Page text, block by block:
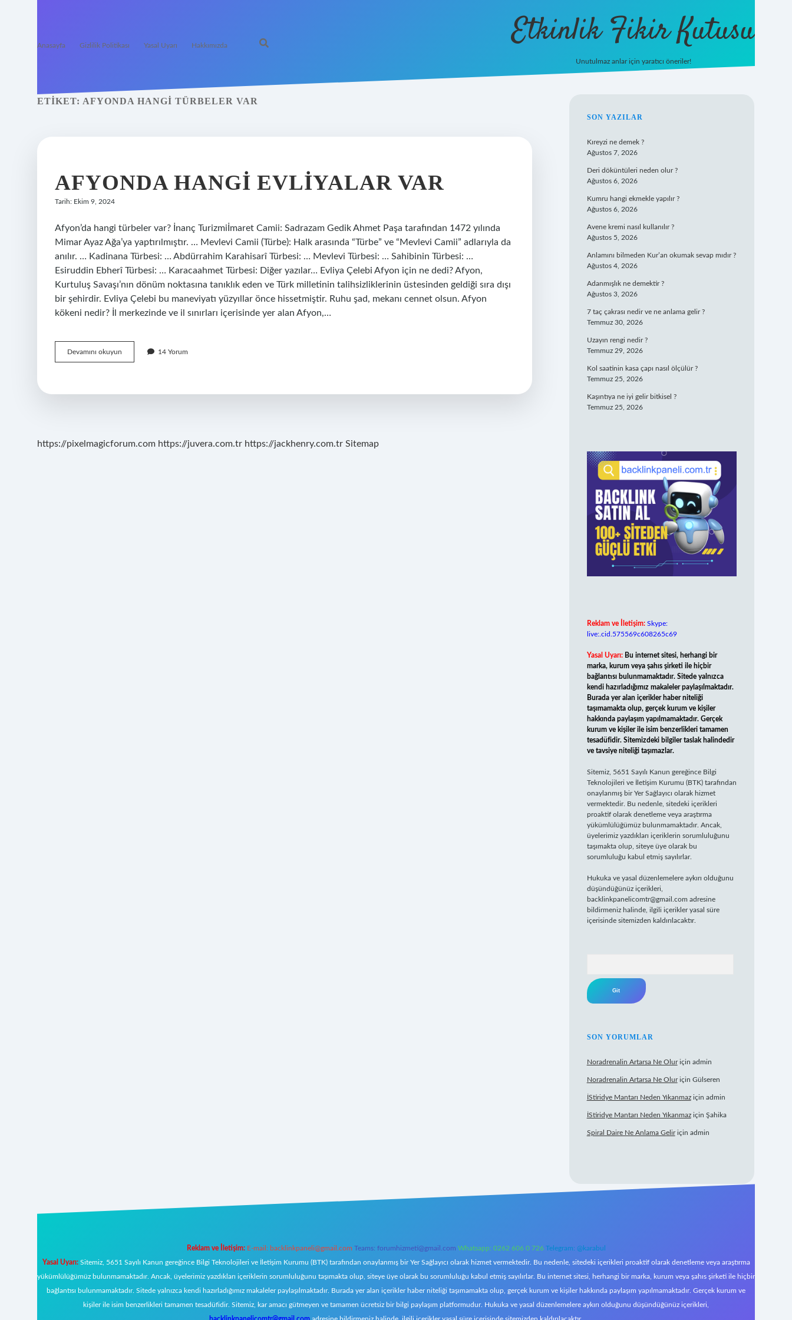
Anasayfa Gizlilik Politikası Yasal Uyarı Hakkımızda Etkinlik Fikir Kutusu
Unutulmaz anlar için yaratıcı öneriler!
ETIKET: AFYONDA HANGI TÜRBELER VAR
AFYONDA HANGI EVLIYALAR VAR
Tarih: Ekim 9, 2024
Afyon’da hangi türbeler var? İnanç Turizmiİmaret Camii: Sadrazam Gedik Ahmet Paşa tarafından 1472 yılında
Mimar Ayaz Ağa’ya yaptırılmıştır. … Mevlevi Camii (Türbe): Halk arasında “Türbe” ve “Mevlevi Camii” adlarıyla da
anılır. … Kadinana Türbesi: … Abdürrahim Karahisarî Türbesi: … Mevlevi Türbesi: … Sahibinin Türbesi: …
Esiruddin Ebherî Türbesi: … Karacaahmet Türbesi: Diğer yazılar… Evliya Çelebi Afyon için ne dedi? Afyon,
Kurtuluş Savaşı’nın dönüm noktasına tanıklık eden ve Türk milletinin talihsizliklerinin üstesinden geldiği sıra dışı
bir şehirdir. Evliya Çelebi bu maneviyatı yüzyıllar önce hissetmiştir. Ruhu şad, mekanı cennet olsun. Afyon
kökeni nedir? İl merkezinde ve il sınırları içerisinde yer alan Afyon,…
Devamını okuyun Afyonda
Hangi
14 Yorum
https://pixelmagicforum.com https://juvera.com.tr https://jackhenry.com.tr Sitemap
SIDEBAR
SON YAZILAR
Kıreyzi ne demek ?
Ağustos 7, 2026
Deri döküntüleri neden olur ?
Ağustos 6, 2026
Kumru hangi ekmekle yapılır ?
Ağustos 6, 2026
Avene kremi nasıl kullanılır ?
Ağustos 5, 2026
Anlamını bilmeden Kur’an okumak sevap mıdır ?
Ağustos 4, 2026
Adanmışlık ne demektir ?
Ağustos 3, 2026
7 taç çakrası nedir ve ne anlama gelir ?
Temmuz 30, 2026
Uzayın rengi nedir ?
Temmuz 29, 2026
Kol saatinin kasa çapı nasıl ölçülür ?
Temmuz 25, 2026
Kaşıntıya ne iyi gelir bitkisel ?
Temmuz 25, 2026
Reklam ve İletişim: Skype:
live:.cid.575569c608265c69
Yasal Uyarı: Bu internet sitesi, herhangi bir
marka, kurum veya şahıs şirketi ile hiçbir
bağlantısı bulunmamaktadır. Sitede yalnızca
kendi hazırladığımız makaleler paylaşılmaktadır.
Burada yer alan içerikler haber niteliği
taşımamakta olup, gerçek kurum ve kişiler
hakkında paylaşım yapılmamaktadır. Gerçek
kurum ve kişiler ile isim benzerlikleri tamamen
tesadüfidir. Sitemizdeki bilgiler taslak halindedir
ve tavsiye niteliği taşımazlar.
Sitemiz, 5651 Sayılı Kanun gereğince Bilgi
Teknolojileri ve İletişim Kurumu (BTK) tarafından
onaylanmış bir Yer Sağlayıcı olarak hizmet
vermektedir. Bu nedenle, sitedeki içerikleri
proaktif olarak denetleme veya araştırma
yükümlülüğümüz bulunmamaktadır. Ancak,
üyelerimiz yazdıkları içeriklerin sorumluluğunu
taşımakta olup, siteye üye olarak bu
sorumluluğu kabul etmiş sayılırlar.
Hukuka ve yasal düzenlemelere aykırı olduğunu
düşündüğünüz içerikleri,
backlinkpanelicomtr@gmail.com adresine
bildirmeniz halinde, ilgili içerikler yasal süre
içerisinde sitemizden kaldırılacaktır.
SON YORUMLAR
Noradrenalin Artarsa Ne Oluriçin admin
Noradrenalin Artarsa Ne Oluriçin Gülseren
İStiridye Mantarı Neden Yıkanmaziçin admin
İStiridye Mantarı Neden Yıkanmaziçin Şahika
Spiral Daire Ne Anlama Geliriçin admin
Reklam ve İletişim: E-mail: backlinkpaneli@gmail.com Teams: forumhizmeti@gmail.com Whatsapp: 0262 606 0 726 Telegram: @karabul
Yasal Uyarı:Sitemiz, 5651 Sayılı Kanun gereğince Bilgi Teknolojileri ve İletişim Kurumu (BTK) tarafından onaylanmış bir Yer Sağlayıcı olarak hizmet vermektedir. Bu nedenle, sitedeki içerikleri proaktif olarak denetleme veya araştırma
yükümlülüğümüz bulunmamaktadır. Ancak, üyelerimiz yazdıkları içeriklerin sorumluluğunu taşımakta olup, siteye üye olarak bu sorumluluğu kabul etmiş sayılırlar. Bu internet sitesi, herhangi bir marka, kurum veya şahıs şirketi ile hiçbir
bağlantısı bulunmamaktadır. Sitede yalnızca kendi hazırladığımız makaleler paylaşılmaktadır. Burada yer alan içerikler haber niteliği taşımamakta olup, gerçek kurum ve kişiler hakkında paylaşım yapılmamaktadır. Gerçek kurum ve
kişiler ile isim benzerlikleri tamamen tesadüfidir. Sitemiz, kar amacı gütmeyen ve tamamen ücretsiz bir bilgi paylaşım platformudur. Hukuka ve yasal düzenlemelere aykırı olduğunu düşündüğünüz içerikleri,